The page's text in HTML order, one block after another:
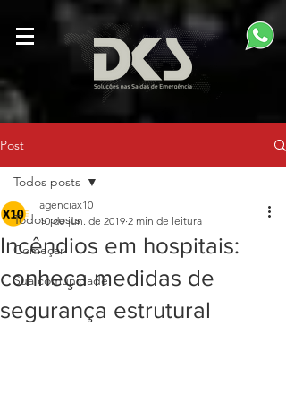
Post
Todos posts
Começar
Sua comunidade
Todos posts
Incêndios em hospitais:
conheça medidas de
segurança estrutural
agenciax10
10 de jun. de 2019 2 min de leitura